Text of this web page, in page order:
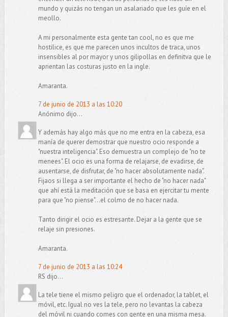
mundo y quizás no tengan un asalariado que les guíe en el
meollo.
A mi personalmente esta gente tan cool, no es que me
hostilice, es que me parecen unos incultos de traca, unos
insensibles al por mayor y unos gilipollas en definitva que le
aprientan las costuras justo en la ingle.
Amaranta.
7 de junio de 2013 a las 10:20
Anónimo dijo...
Y además hay algo más que no me entra en la cabeza, esa
manía de querer demostrar que nuestro ocio responde a
"nuestra inteligencia". Eso demuestra un complejo de "no te
menees". El ocio es una forma de relajarse, de evadirse, de
ausentarse, de disfrutar, de "no hacer absolutamente nada".
Fijaos si llega a ser importante el hecho de "no hacer nada"
que ahí está la meditación que se basa en ejercitar tu mente
para que "no piense"...el colmo de no hacer nada.
Tanto dirigir el ocio es estresante. Dejar a la gente que se
relaje sin presiones.
Amaranta.
7 de junio de 2013 a las 10:24
RS dijo...
La tele tiene el mismo peligro que el ordenador, la tablet, el
móvil, etc. Igual no ves la tele, pero no levantas la cabeza
del móvil ni cuando comes con gente en una misma mesa.